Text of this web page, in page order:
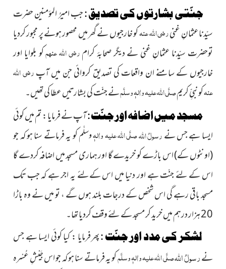
جنّتی بشارتوں کی تصدیق :جب امیرُ المؤمنین حضرت
سیّدنا عثمانِ غنیرضی اللہ عنہکو خارجیوں نے گھر میں محصور ہونے پر مجبور کردیا
توحضرت سیّدنا عثمانِ غنی نے دیگر صحابۂ کرامرضی اللہ عنھمکو بلوایا اور
خارجیوں کے سامنے ان واقعات کی تصدیق کروائی جن میں آپرضی اللہ
عنہکو نبیِّ کریمصلَّی اللہ علیہ واٰلہٖ وسلَّمنے جنّت کی بشارتیں عطا کی تھیں۔
مسجد میں اضافہ اور جنّت :آپ نے فرمایا : تم میں کوئی
ایسا ہے جس نےرسولُاللہصلَّی اللہ علیہ واٰلہٖوسلَّمکو یہ فرماتے سنا ہو کہ جو
(اونٹوں کے)اس باڑے کو خریدےگا اور ہماری مسجد میں اضافہ کردے گا
اس کے لئے جنّت ہے اور دنیا میں اس کےلئے یہ اجر ہے کہ جب تک
مسجد باقی رہے گی اس شخص کے درجات بلند ہوں گے ، تو میں نے وہ باڑا
20 ہزار درہم میں خرید کر مسجد کے لئے وقف کردیا تھا۔
لشکر کی مدد اور جنّت :پھر فرمایا : کیا کوئی ایسا ہے جس
نےرسولُاللہصلَّی اللہ علیہ واٰلہٖ وسلَّمکو یہ فرماتے سنا ہو کہ جو اس جَیْشِ عُسْرہ